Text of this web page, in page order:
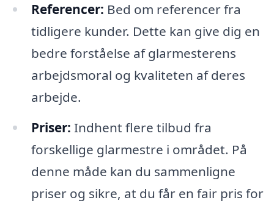
Referencer: Bed om referencer fra
tidligere kunder. Dette kan give dig en
bedre forståelse af glarmesterens
arbejdsmoral og kvaliteten af deres
arbejde.
Priser: Indhent flere tilbud fra
forskellige glarmestre i området. På
denne måde kan du sammenligne
priser og sikre, at du får en fair pris for